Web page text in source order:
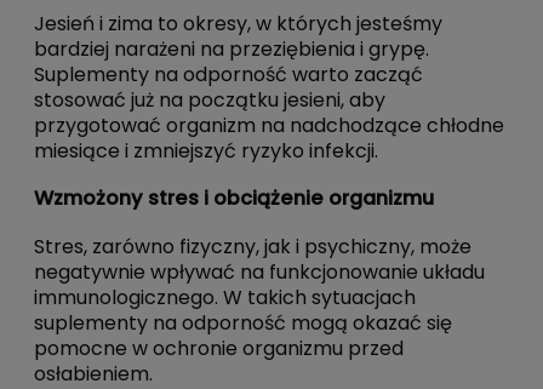
Jesień i zima to okresy, w których jesteśmy
bardziej narażeni na przeziębienia i grypę.
Suplementy na odporność warto zacząć
stosować już na początku jesieni, aby
przygotować organizm na nadchodzące chłodne
miesiące i zmniejszyć ryzyko infekcji.
Wzmożony stres i obciążenie organizmu
Stres, zarówno fizyczny, jak i psychiczny, może
negatywnie wpływać na funkcjonowanie układu
immunologicznego. W takich sytuacjach
suplementy na odporność mogą okazać się
pomocne w ochronie organizmu przed
osłabieniem.